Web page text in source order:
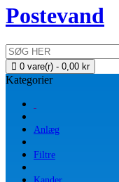
Postevand
0 vare(r) - 0,00 kr
Kategorier
Anlæg
Filtre